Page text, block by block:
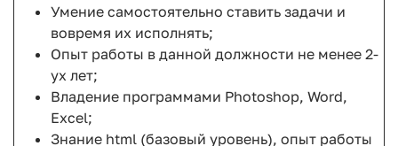
Умение самостоятельно ставить задачи и
вовремя их исполнять;
Опыт работы в данной должности не менее 2-
ух лет;
Владение программами Photoshop, Word,
Excel;
Знание html (базовый уровень), опыт работы